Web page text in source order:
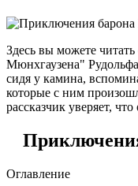
Здесь вы можете
Мюнхгаузена"
сидя у камина,
которые с ним
рассказчик уверяет,
Оглавление